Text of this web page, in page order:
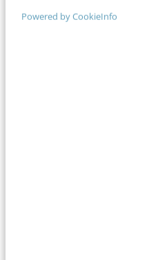
Powered by CookieInfo
Achter de schermen